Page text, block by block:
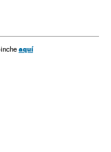
Latina
aquí